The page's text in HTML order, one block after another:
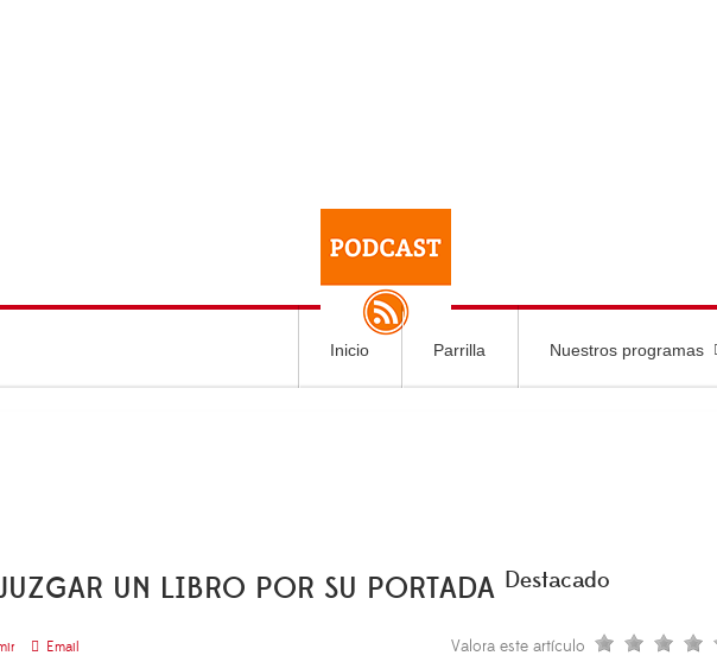
Inicio Parrilla Nuestros programas
UN LIBRO POR SU PORTADA Destacado
Email Valora este artículo